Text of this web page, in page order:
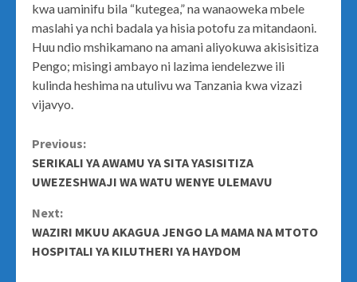
kwa uaminifu bila “kutegea,” na wanaoweka mbele
maslahi ya nchi badala ya hisia potofu za mitandaoni.
Huu ndio mshikamano na amani aliyokuwa akisisitiza
Pengo; misingi ambayo ni lazima iendelezwe ili
kulinda heshima na utulivu wa Tanzania kwa vizazi
vijavyo.
Continue
Reading
Previous:
SERIKALI YA AWAMU YA SITA YASISITIZA
UWEZESHWAJI WA WATU WENYE ULEMAVU
Next:
WAZIRI MKUU AKAGUA JENGO LA MAMA NA MTOTO
HOSPITALI YA KILUTHERI YA HAYDOM